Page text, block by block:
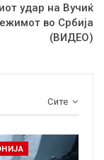
удар на Вучиќ
во Србија
(ВИДЕО)
Сите